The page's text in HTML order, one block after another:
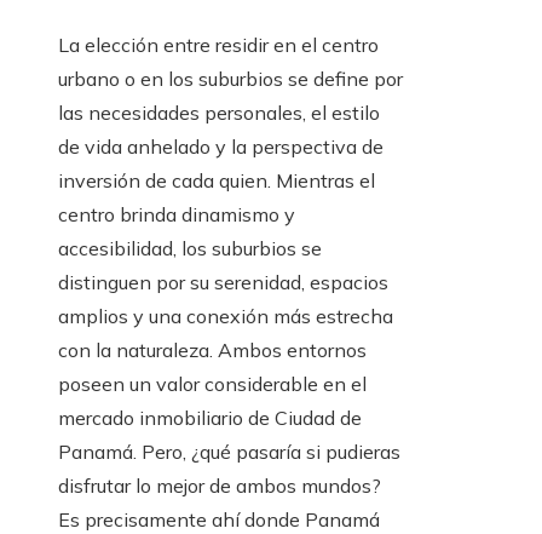
La elección entre residir en el centro
urbano o en los suburbios se define por
las necesidades personales, el estilo
de vida anhelado y la perspectiva de
inversión de cada quien. Mientras el
centro brinda dinamismo y
accesibilidad, los suburbios se
distinguen por su serenidad, espacios
amplios y una conexión más estrecha
con la naturaleza. Ambos entornos
poseen un valor considerable en el
mercado inmobiliario de Ciudad de
Panamá. Pero, ¿qué pasaría si pudieras
disfrutar lo mejor de ambos mundos?
Es precisamente ahí donde Panamá